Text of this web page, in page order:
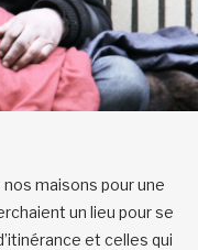
nos maisons pour une
un lieu pour se
et celles qui